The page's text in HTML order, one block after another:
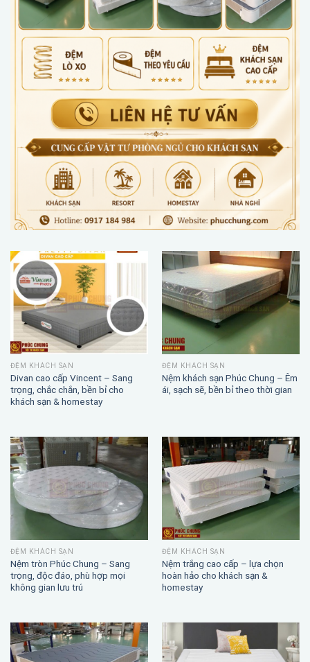
ĐỆM KHÁCH SẠN
Divan cao cấp Vincent – Sang
trọng, chắc chắn, bền bỉ cho
khách sạn & homestay
ĐỆM KHÁCH SẠN
Nệm khách sạn Phúc Chung – Êm
ái, sạch sẽ, bền bỉ theo thời gian
ĐỆM KHÁCH SẠN
Nệm tròn Phúc Chung – Sang
trọng, độc đáo, phù hợp mọi
không gian lưu trú
ĐỆM KHÁCH SẠN
Nệm trắng cao cấp – lựa chọn
hoàn hảo cho khách sạn &
homestay